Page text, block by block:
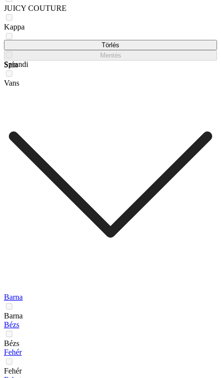
JUICY COUTURE
Kappa
Sprandi
Vans
Törlés
Mentés
Szín
Barna
Barna
Bézs
Bézs
Fehér
Fehér